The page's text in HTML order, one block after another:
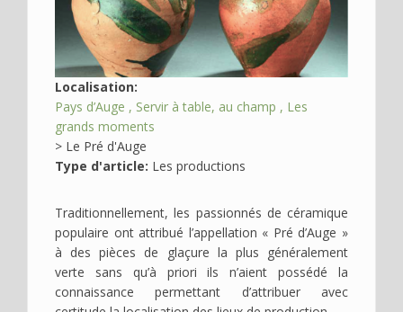
Déplier
Contact
Recherche
Localisation:
Pays d’Auge
Servir à table, au champ
Les
grands moments
> Le Pré d'Auge
Type d'article: Les productions
Traditionnellement, les passionnés de céramique
populaire ont attribué l’appellation « Pré d’Auge »
à des pièces de glaçure la plus généralement
verte sans qu’à priori ils n’aient possédé la
connaissance permettant d’attribuer avec